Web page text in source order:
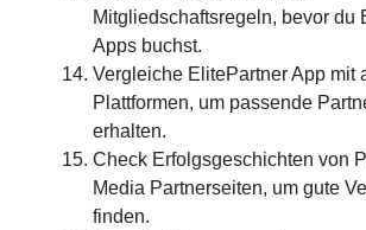
Mitgliedschaftsregeln, bevor du
Apps buchst.
Vergleiche ElitePartner App mit
Plattformen, um passende
erhalten.
Check Erfolgsgeschichten von
Media Partnerseiten, um gute
finden.